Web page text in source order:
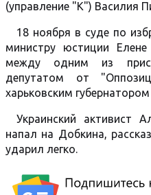
(управление "К") Василия
18 ноября в суде по
министру юстиции
между одним из
депутатом от
харьковским
Украинский активист
напал на Добкина,
ударил легко.